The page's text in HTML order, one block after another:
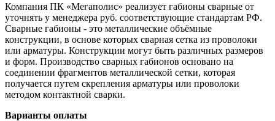
Компания ПК «Мегаполис» реализует габионы сварные от
уточнять у менеджера руб. соответствующие стандартам РФ.
Сварные габионы - это металлические объёмные
конструкции, в основе которых сварная сетка из проволоки
или арматуры. Конструкции могут быть различных размеров
и форм. Производство сварных габионов основано на
соединении фрагментов металлической сетки, которая
получается путем скрепления арматуры или проволоки
методом контактной сварки.
Варианты оплаты